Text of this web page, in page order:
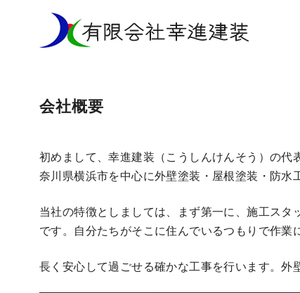
会社概要
初めまして、幸進建装（こうしんけんそう）の
奈川県横浜市を中心に外壁塗装・屋根塗装・防水
当社の特徴としましては、まず第一に、施工ス
です。自分たちがそこに住んでいるつもりで作業
長く安心して過ごせる確かな工事を行います。外